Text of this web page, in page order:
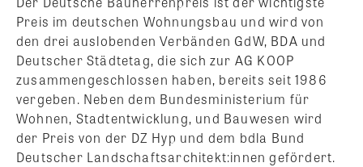
Preis im deutschen Wohnungsbau und wird von
den drei auslobenden Verbänden GdW, BDA und
Deutscher Städtetag, die sich zur AG KOOP
zusammengeschlossen haben, bereits seit 1986
vergeben. Neben dem Bundesministerium für
Wohnen, Stadtentwicklung, und Bauwesen wird
der Preis von der DZ Hyp und dem bdla Bund
Deutscher Landschaftsarchitekt:innen gefördert.